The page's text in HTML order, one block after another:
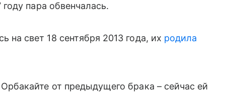
пара обвенчалась.
на свет 18 сентября 2013 года, их родила
от предыдущего брака – сейчас ей